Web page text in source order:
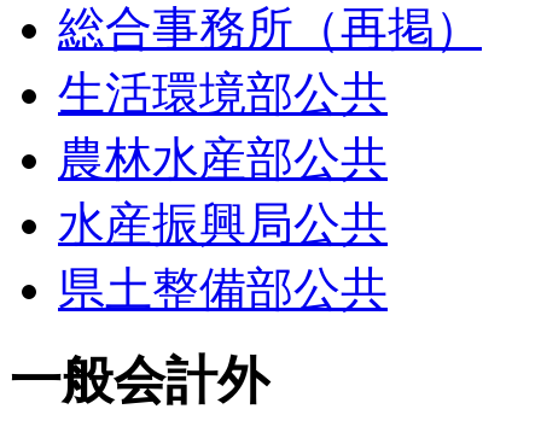
総合事務所（再掲）
生活環境部公共
農林水産部公共
水産振興局公共
県土整備部公共
一般会計外